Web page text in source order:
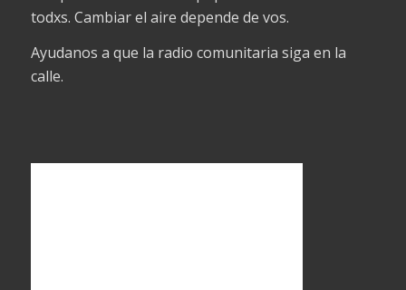
todxs. Cambiar el aire depende de vos.
Ayudanos a que la radio comunitaria siga en la
calle.